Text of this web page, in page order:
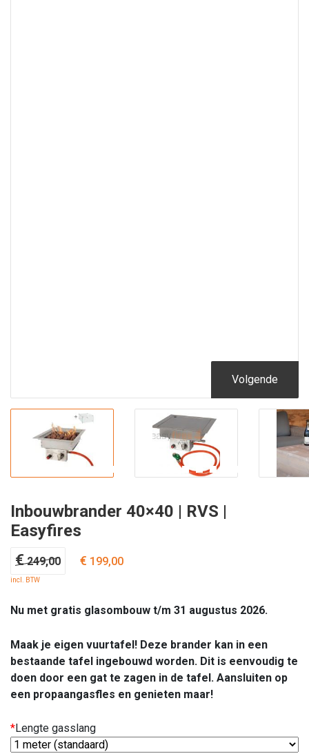
Volgende
Inbouwbrander 40×40 | RVS |
Easyfires
€249,00
Oorspronkelijke
€ 249,00.
€ 199,00
€ 199,00.
incl. BTW
Nu met gratis glasombouw t/m 31 augustus 2026.
Maak je eigen vuurtafel! Deze brander kan in een
bestaande tafel ingebouwd worden. Dit is eenvoudig te
doen door een gat te zagen in de tafel. Aansluiten op
een propaangasfles en genieten maar!
*Lengte gasslang